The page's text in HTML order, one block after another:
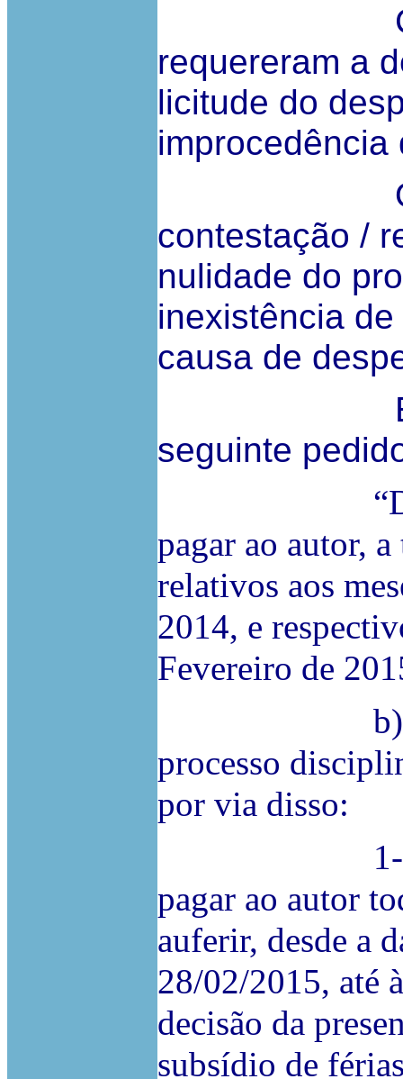
Com
requereram a
licitude do
improcedência
O Autor
contestação /
nulidade do
inexistência
causa de
Em
seguinte
“Devem
pagar ao autor,
relativos aos
2014, e
Fevereiro de
b) Deve
processo
por via disso:
1- Devem
pagar ao autor
auferir, desde a
28/02/2015, até
decisão da
subsídio de